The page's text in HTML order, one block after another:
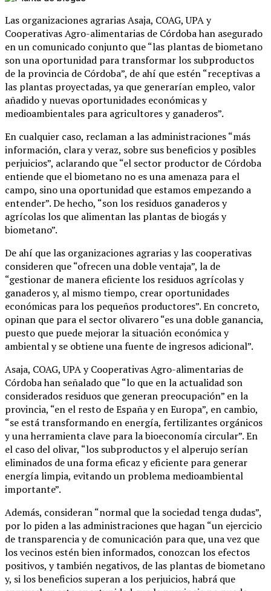
Las organizaciones agrarias Asaja, COAG, UPA y
Cooperativas Agro-alimentarias de Córdoba han asegurado
en un comunicado conjunto que “las plantas de biometano
son una oportunidad para transformar los subproductos
de la provincia de Córdoba”, de ahí que estén “receptivas a
las plantas proyectadas, ya que generarían empleo, valor
añadido y nuevas oportunidades económicas y
medioambientales para agricultores y ganaderos”.
En cualquier caso, reclaman a las administraciones “más
información, clara y veraz, sobre sus beneficios y posibles
perjuicios”, aclarando que “el sector productor de Córdoba
entiende que el biometano no es una amenaza para el
campo, sino una oportunidad que estamos empezando a
entender”. De hecho, “son los residuos ganaderos y
agrícolas los que alimentan las plantas de biogás y
biometano”.
De ahí que las organizaciones agrarias y las cooperativas
consideren que “ofrecen una doble ventaja”, la de
“gestionar de manera eficiente los residuos agrícolas y
ganaderos y, al mismo tiempo, crear oportunidades
económicas para los pequeños productores”. En concreto,
opinan que para el sector olivarero “es una doble ganancia,
puesto que puede mejorar la situación económica y
ambiental y se obtiene una fuente de ingresos adicional”.
Asaja, COAG, UPA y Cooperativas Agro-alimentarias de
Córdoba han señalado que “lo que en la actualidad son
considerados residuos que generan preocupación” en la
provincia, “en el resto de España y en Europa”, en cambio,
“se está transformando en energía, fertilizantes orgánicos
y una herramienta clave para la bioeconomía circular”. En
el caso del olivar, “los subproductos y el alperujo serían
eliminados de una forma eficaz y eficiente para generar
energía limpia, evitando un problema medioambiental
importante”.
Además, consideran “normal que la sociedad tenga dudas”,
por lo piden a las administraciones que hagan “un ejercicio
de transparencia y de comunicación para que, una vez que
los vecinos estén bien informados, conozcan los efectos
positivos, y también negativos, de las plantas de biometano
y, si los beneficios superan a los perjuicios, habrá que